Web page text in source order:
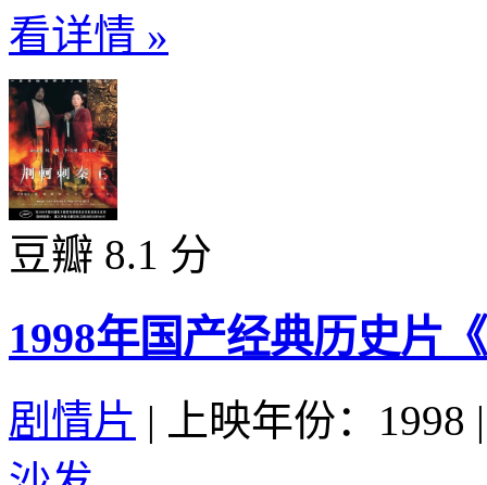
看详情 »
豆瓣 8.1 分
1998年国产经典历史片
剧情片 | 上映年份：1998 |